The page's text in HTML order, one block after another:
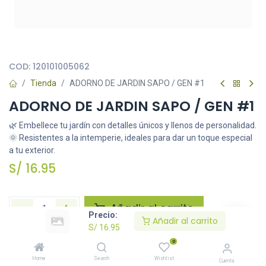
Precio:
S/ 16.95
Añadir al carrito
Home Search
0
Wishlist Cuenta
COD: 120101005062
Tienda ADORNO DE JARDIN SAPO / GEN #1
ADORNO DE JARDIN SAPO / GEN #1
🌿 Embellece tu jardín con detalles únicos y llenos de personalidad.
🌞 Resistentes a la intemperie, ideales para dar un toque especial
a tu exterior.
S/ 16.95
Añadir al carrito